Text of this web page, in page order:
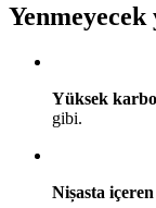
Yüksek
gibi.
Nișasta